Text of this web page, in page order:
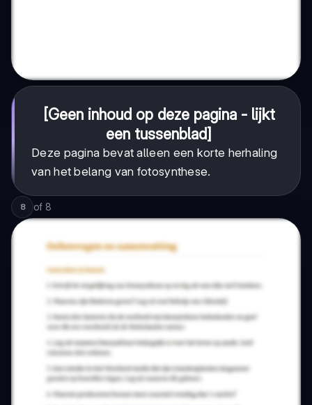
[Geen inhoud op deze pagina - lijkt
een tussenblad]
Deze pagina bevat alleen een korte herhaling
van het belang van fotosynthese.
8 of 8